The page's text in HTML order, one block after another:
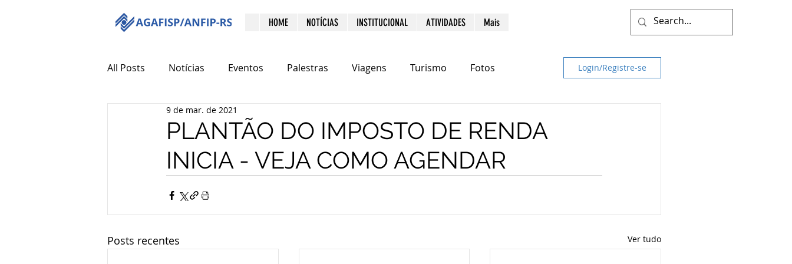
HOME NOTÍCIAS INSTITUCIONAL ATIVIDADES Mais
All Posts Notícias Eventos Palestras Viagens Turismo Fotos Login/Registre-se
PLANTÃO DO IMPOSTO DE RENDA
INICIA - VEJA COMO AGENDAR
9 de mar. de 2021
Posts recentes Ver tudo